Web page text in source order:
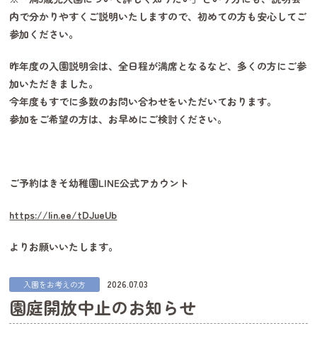
内で分かりやすくご説明いたしますので、初めての方も安心してご
参加ください。
昨年度の入園説明会は、全日程が満席となるなど、多くの方にご参
加いただきました。
今年度もすでに多数のお問い合わせをいただいております。
参加をご希望の方は、お早めにご検討ください。
ご予約はきそ幼稚園LINE公式アカウント
https://lin.ee/tDJueUb
よりお願いいたします。
入園をお考えの方 2026.07.03
園庭開放中止のお知らせ